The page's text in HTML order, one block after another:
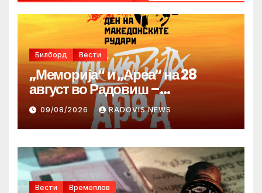
Билборд Вести
„Меморија“ и „Ареа“ на 28
август во Радовиш –
продолжува традицијата за
Денот на македонските рудари
09/08/2026 RADOVIS NEWS
Вести Времеплов